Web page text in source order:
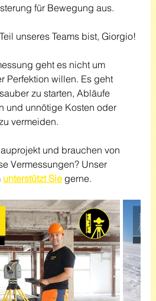
für Bewegung aus.
unseres Teams bist, Giorgio!
geht es nicht um
Perfektion willen. Es geht
zu starten, Abläufe
und unnötige Kosten oder
vermeiden.
und brauchen von
Vermessungen? Unser
unterstützt Sie gerne.